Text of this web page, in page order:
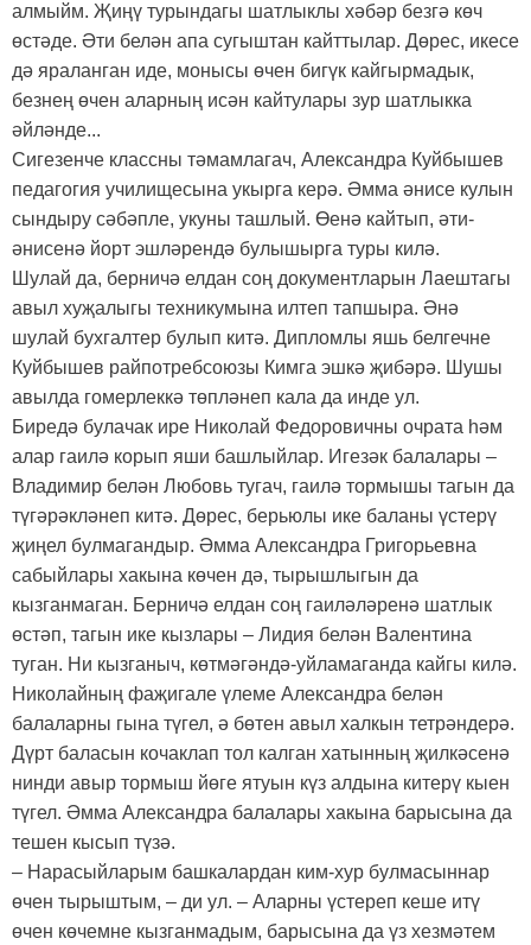
алмыйм. Җиңү турындагы шатлыклы хәбәр безгә көч
өстәде. Әти белән апа сугыштан кайттылар. Дөрес, икесе
дә яраланган иде, монысы өчен бигүк кайгырмадык,
безнең өчен аларның исән кайтулары зур шатлыкка
әйләнде...
Сигезенче классны тәмамлагач, Александра Куйбышев
педагогия училищесына укырга керә. Әмма әнисе кулын
сындыру сәбәпле, укуны ташлый. Өенә кайтып, әти-
әнисенә йорт эшләрендә булышырга туры килә.
Шулай да, берничә елдан соң документларын Лаештагы
авыл хуҗалыгы техникумына илтеп тапшыра. Әнә
шулай бухгалтер булып китә. Дипломлы яшь белгечне
Куйбышев райпотребсоюзы Кимга эшкә җибәрә. Шушы
авылда гомерлеккә төпләнеп кала да инде ул.
Биредә булачак ире Николай Федоровичны очрата һәм
алар гаилә корып яши башлыйлар. Игезәк балалары –
Владимир белән Любовь тугач, гаилә тормышы тагын да
түгәрәкләнеп китә. Дөрес, берьюлы ике баланы үстерү
җиңел булмагандыр. Әмма Александра Григорьевна
сабыйлары хакына көчен дә, тырышлыгын да
кызганмаган. Берничә елдан соң гаиләләренә шатлык
өстәп, тагын ике кызлары – Лидия белән Валентина
туган. Ни кызганыч, көтмәгәндә-уйламаганда кайгы килә.
Николайның фаҗигале үлеме Александра белән
балаларны гына түгел, ә бөтен авыл халкын тетрәндерә.
Дүрт баласын кочаклап тол калган хатынның җилкәсенә
нинди авыр тормыш йөге ятуын күз алдына китерү кыен
түгел. Әмма Александра балалары хакына барысына да
тешен кысып түзә.
– Нарасыйларым башкалардан ким-хур булмасыннар
өчен тырыштым, – ди ул. – Аларны үстереп кеше итү
өчен көчемне кызганмадым, барысына да үз хезмәтем